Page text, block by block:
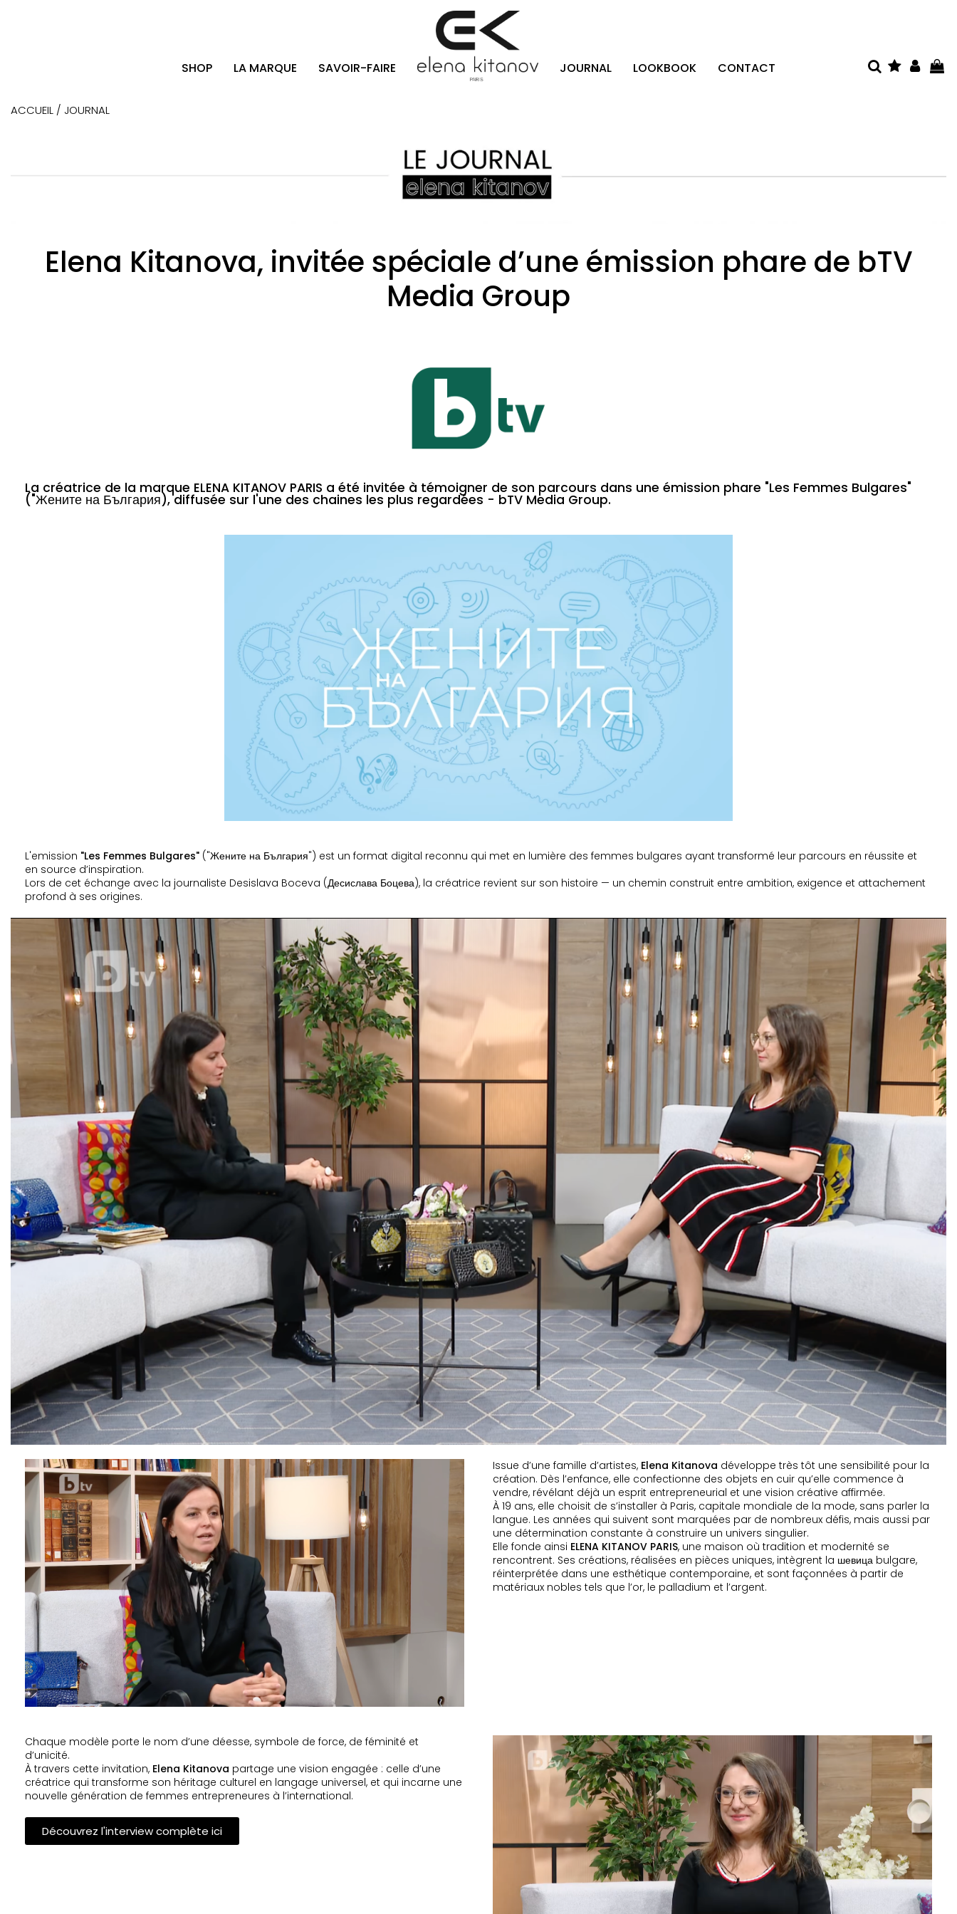
SHOP LA MARQUE SAVOIR-FAIRE JOURNAL LOOKBOOK CONTACT
ACCUEIL / JOURNAL
Elena Kitanova, invitée spéciale d’une émission phare de bTV
Media Group
La créatrice de la marque ELENA KITANOV PARIS a été invitée à témoigner de son parcours dans une émission phare "Les Femmes Bulgares"
("Жените на България), diffusée sur l'une des chaines les plus regardées - bTV Media Group.
L'emission "Les Femmes Bulgares" ("Жените на България") est un format digital reconnu qui met en lumière des femmes bulgares ayant transformé leur parcours en réussite et
en source d’inspiration.
Lors de cet échange avec la journaliste Desislava Boceva (Десислава Боцева), la créatrice revient sur son histoire — un chemin construit entre ambition, exigence et attachement
profond à ses origines.
Issue d’une famille d’artistes, Elena Kitanova développe très tôt une sensibilité pour la
création. Dès l’enfance, elle confectionne des objets en cuir qu’elle commence à
vendre, révélant déjà un esprit entrepreneurial et une vision créative affirmée.
À 19 ans, elle choisit de s’installer à Paris, capitale mondiale de la mode, sans parler la
langue. Les années qui suivent sont marquées par de nombreux défis, mais aussi par
une détermination constante à construire un univers singulier.
Elle fonde ainsi ELENA KITANOV PARIS, une maison où tradition et modernité se
rencontrent. Ses créations, réalisées en pièces uniques, intègrent la шевица bulgare,
réinterprétée dans une esthétique contemporaine, et sont façonnées à partir de
matériaux nobles tels que l’or, le palladium et l’argent.
Chaque modèle porte le nom d’une déesse, symbole de force, de féminité et
d’unicité.
À travers cette invitation, Elena Kitanova partage une vision engagée : celle d’une
créatrice qui transforme son héritage culturel en langage universel, et qui incarne une
nouvelle génération de femmes entrepreneures à l’international.
Découvrez l'interview complète ici